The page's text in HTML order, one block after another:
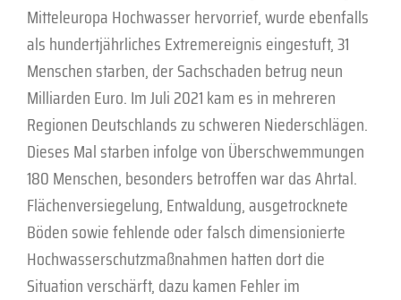
Mitteleuropa Hochwasser hervorrief, wurde ebenfalls
als hundertjährliches Extremereignis eingestuft, 31
Menschen starben, der Sachschaden betrug neun
Milliarden Euro. Im Juli 2021 kam es in mehreren
Regionen Deutschlands zu schweren Niederschlägen.
Dieses Mal starben infolge von Überschwemmungen
180 Menschen, besonders betroffen war das Ahrtal.
Flächenversiegelung, Entwaldung, ausgetrocknete
Böden sowie fehlende oder falsch dimensionierte
Hochwasserschutzmaßnahmen hatten dort die
Situation verschärft, dazu kamen Fehler im